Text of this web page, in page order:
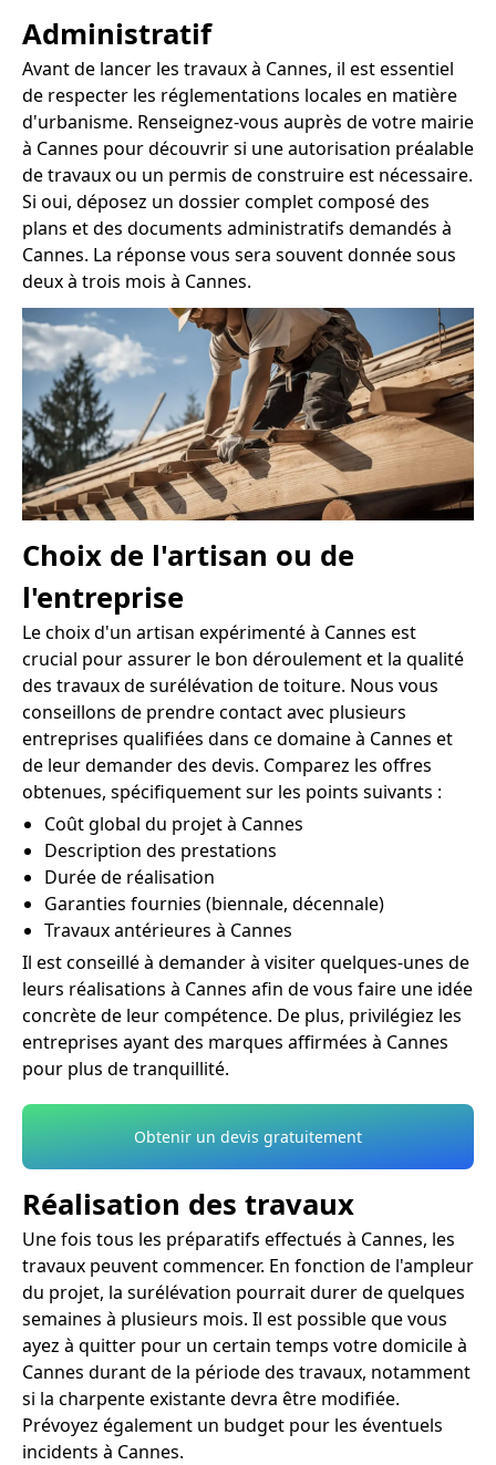
Administratif
Avant de lancer les travaux à Cannes, il est essentiel
de respecter les réglementations locales en matière
d'urbanisme. Renseignez-vous auprès de votre mairie
à Cannes pour découvrir si une autorisation préalable
de travaux ou un permis de construire est nécessaire.
Si oui, déposez un dossier complet composé des
plans et des documents administratifs demandés à
Cannes. La réponse vous sera souvent donnée sous
deux à trois mois à Cannes.
Choix de l'artisan ou de
l'entreprise
Le choix d'un artisan expérimenté à Cannes est
crucial pour assurer le bon déroulement et la qualité
des travaux de surélévation de toiture. Nous vous
conseillons de prendre contact avec plusieurs
entreprises qualifiées dans ce domaine à Cannes et
de leur demander des devis. Comparez les offres
obtenues, spécifiquement sur les points suivants :
Coût global du projet à Cannes
Description des prestations
Durée de réalisation
Garanties fournies (biennale, décennale)
Travaux antérieures à Cannes
Il est conseillé à demander à visiter quelques-unes de
leurs réalisations à Cannes afin de vous faire une idée
concrète de leur compétence. De plus, privilégiez les
entreprises ayant des marques affirmées à Cannes
pour plus de tranquillité.
Obtenir un devis gratuitement
Réalisation des travaux
Une fois tous les préparatifs effectués à Cannes, les
travaux peuvent commencer. En fonction de l'ampleur
du projet, la surélévation pourrait durer de quelques
semaines à plusieurs mois. Il est possible que vous
ayez à quitter pour un certain temps votre domicile à
Cannes durant de la période des travaux, notamment
si la charpente existante devra être modifiée.
Prévoyez également un budget pour les éventuels
incidents à Cannes.